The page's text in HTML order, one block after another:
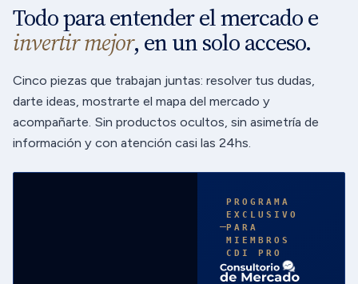
Todo para entender el mercado e
invertir mejor, en un solo acceso.
Cinco piezas que trabajan juntas: resolver tus dudas,
darte ideas, mostrarte el mapa del mercado y
acompañarte. Sin productos ocultos, sin asimetría de
información y con atención casi las 24hs.
PROGRAMA
EXCLUSIVO
PARA
MIEMBROS
CDI PRO